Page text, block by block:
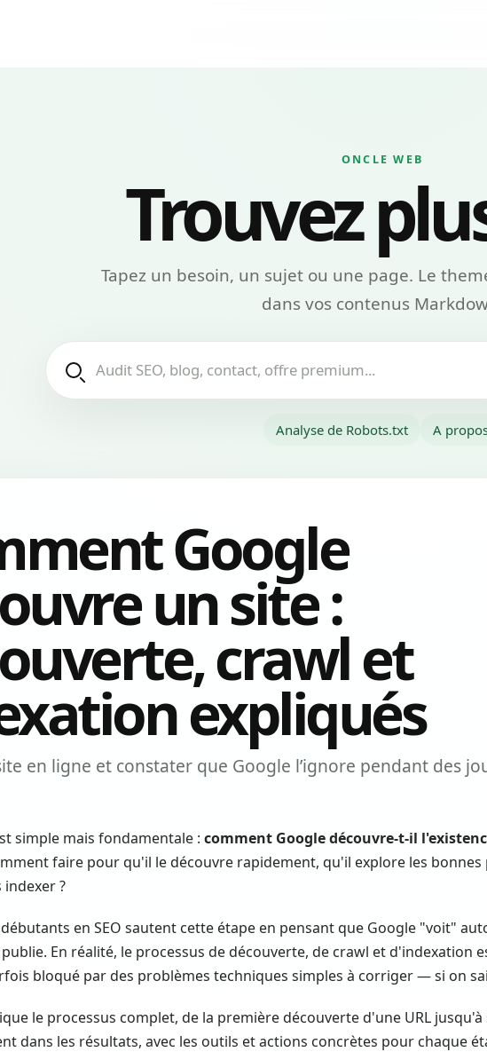
ONCLE WEB
Trouvez
Tapez un besoin, un sujet ou une page. Le
dans vos contenus
Analyse de Robots.txt A
Google
un site :
crawl et
expliqués
en ligne et constater que Google l’ignore pendant des
simple mais fondamentale : comment Google découvre-t-il
faire pour qu'il le découvre rapidement, qu'il explore les bonnes
?
en SEO sautent cette étape en pensant que Google "voit"
En réalité, le processus de découverte, de crawl et d'indexation
bloqué par des problèmes techniques simples à corriger — si on
le processus complet, de la première découverte d'une URL jusqu'à
dans les résultats, avec les outils et actions concrètes pour chaque